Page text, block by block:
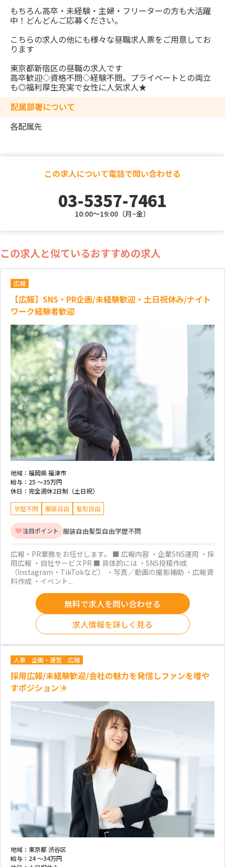
もちろん高卒・未経験・主婦・フリーターの方も大活躍
中！どんどんご応募ください。
こちらの求人の他にも様々な昼職求人票をご用意してお
ります
東京都新宿区の昼職の求人です
高卒歓迎◇資格不問◇経験不問。プライベートとの両立
も◎福利厚生充実で女性に人気求人★
配属部署について
各配属先
この求人について電話で問い合わせる
03-5357-7461
10:00～19:00（月~金）
この求人と似ているおすすめの求人
広報
【広報】SNS・PR企画/未経験歓迎・土日祝休み/ナイト
ワーク経験者歓迎
地域： 福岡県 福津市
給与： 25 ～35万円
休日： 完全週休2日制（土日祝）
学歴不問 服装自由 髪型自由
注目ポイント 服装自由髪型自由学歴不問
広報・PR業務をお任せします。 ■ 広報内容 ・企業SNS運用 ・採
用広報 ・自社サービスPR ■ 具体的には ・SNS投稿作成
（Instagram・TikTokなど） ・写真／動画の撮影補助 ・広報資
料作成 ・イベント...
無料で求人を問い合わせる
求人情報を詳しく見る
人事 企画・運営 広報
採用広報/未経験歓迎/会社の魅力を発信しファンを増や
すポジション
地域： 東京都 渋谷区
給与： 24 ～34万円